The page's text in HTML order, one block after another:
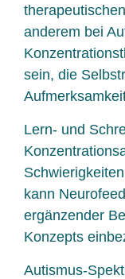
anderem bei
sein, die
Lern- und
kann
ergänzender
Konzepts
Autismus-